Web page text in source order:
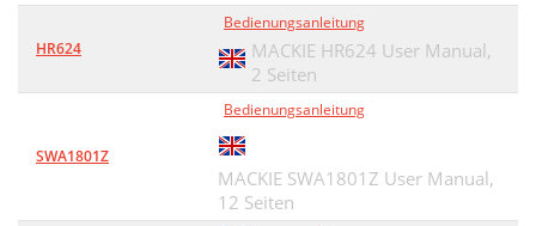
HR624
Bedienungsanleitung
MACKIE HR624 User Manual,
2 Seiten
SWA1801Z
Bedienungsanleitung
MACKIE SWA1801Z User Manual,
12 Seiten